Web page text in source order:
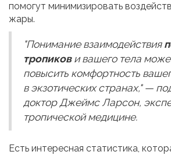
помогут минимизировать
жары.
"Понимание взаимодействия
тропикови вашего тела
повысить комфортность
в экзотических странах," —
доктор Джеймс Ларсон,
тропической медицине.
Есть интересная статистика,